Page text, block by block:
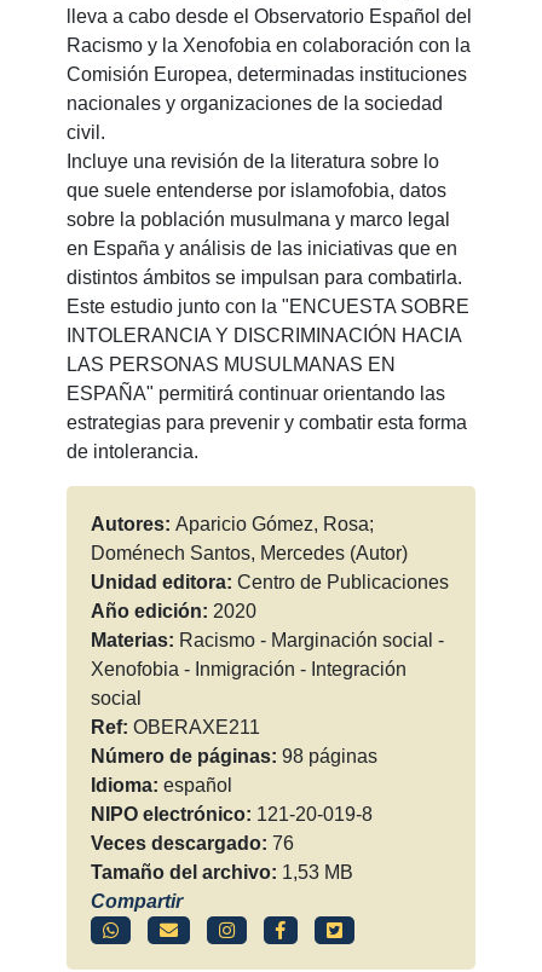
lleva a cabo desde el Observatorio Español del
Racismo y la Xenofobia en colaboración con la
Comisión Europea, determinadas instituciones
nacionales y organizaciones de la sociedad
civil.
Incluye una revisión de la literatura sobre lo
que suele entenderse por islamofobia, datos
sobre la población musulmana y marco legal
en España y análisis de las iniciativas que en
distintos ámbitos se impulsan para combatirla.
Este estudio junto con la "ENCUESTA SOBRE
INTOLERANCIA Y DISCRIMINACIÓN HACIA
LAS PERSONAS MUSULMANAS EN
ESPAÑA" permitirá continuar orientando las
estrategias para prevenir y combatir esta forma
de intolerancia.
Autores: Aparicio Gómez, Rosa;
Doménech Santos, Mercedes (Autor)
Unidad editora: Centro de Publicaciones
Año edición: 2020
Materias: Racismo - Marginación social -
Xenofobia - Inmigración - Integración
social
Ref: OBERAXE211
Número de páginas: 98 páginas
Idioma: español
NIPO electrónico: 121-20-019-8
Veces descargado: 76
Tamaño del archivo: 1,53 MB
Compartir